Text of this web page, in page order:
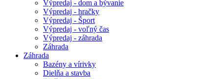
Výpredaj - dom a bývanie
Výpredaj - hračky
Výpredaj - Šport
Výpredaj - voľný čas
Výpredaj - záhrada
Záhrada
Záhrada
Bazény a vírivky
Dielňa a stavba